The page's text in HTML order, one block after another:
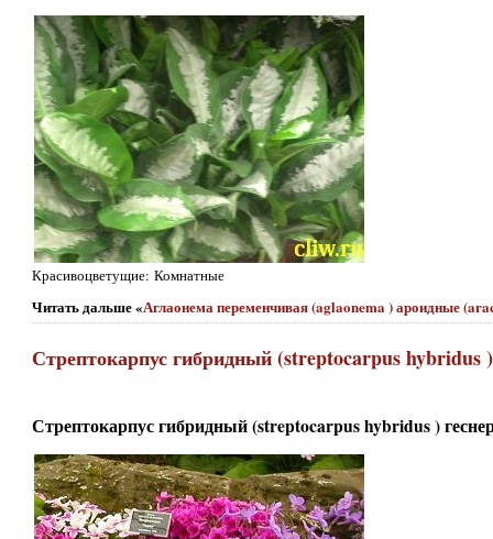
Красивоцветущие: Комнатные
Читать дальше «Аглаонема переменчивая (aglaonema ) ароидные
Стрептокарпус гибридный (streptocarpus hybridus
Стрептокарпус гибридный (streptocarpus hybridus )